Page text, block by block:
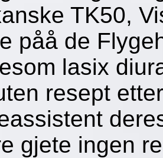
TK50,
påå de
lasix
resept
gjete ingen